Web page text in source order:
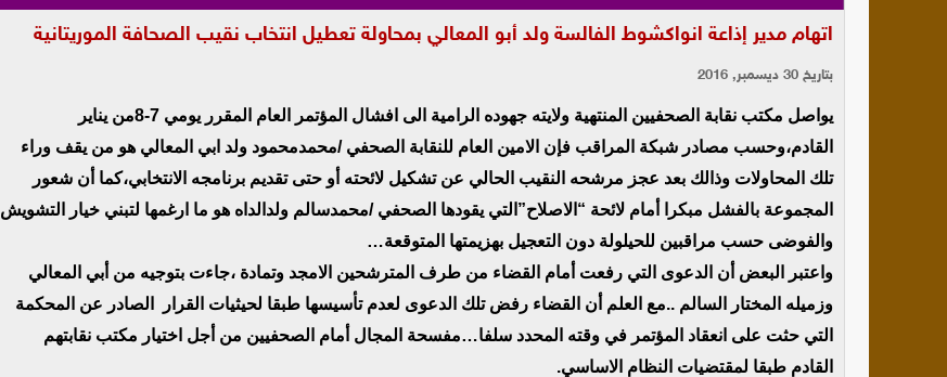
اتهام مدير إذاعة انواكشوط الفالسة ولد أبو المعالي بمحاولة تعطيل انتخاب نقيب الصحافة الموريتانية
بتاريخ 30 ديسمبر, 2016
يواصل مكتب نقابة الصحفيين المنتهية ولايته جهوده الرامية الى افشال المؤتمر العام المقرر يومي 7-8من يناير
القادم،وحسب مصادر شبكة المراقب فإن الامين العام للنقابة الصحفي /محمدمحمود ولد ابي المعالي هو من يقف وراء
تلك المحاولات وذالك بعد عجز مرشحه النقيب الحالي عن تشكيل لائحته أو حتى تقديم برنامجه الانتخابي،كما أن شعور
المجموعة بالفشل مبكرا أمام لائحة “الاصلاح”التي يقودها الصحفي /محمدسالم ولدالداه هو ما ارغمها لتبني خيار التشويش
والفوضى حسب مراقبين للحيلولة دون التعجيل بهزيمتها المتوقعة…
واعتبر البعض أن الدعوى التي رفعت أمام القضاء من طرف المترشحين الامجد وتمادة ،جاءت بتوجيه من أبي المعالي
وزميله المختار السالم ..مع العلم أن القضاء رفض تلك الدعوى لعدم تأسيسها طبقا لحيثيات القرار الصادر عن المحكمة
التي حثت على انعقاد المؤتمر في وقته المحدد سلفا…مفسحة المجال أمام الصحفيين من أجل اختيار مكتب نقابتهم
القادم طبقا لمقتضيات النظام الاساسي.